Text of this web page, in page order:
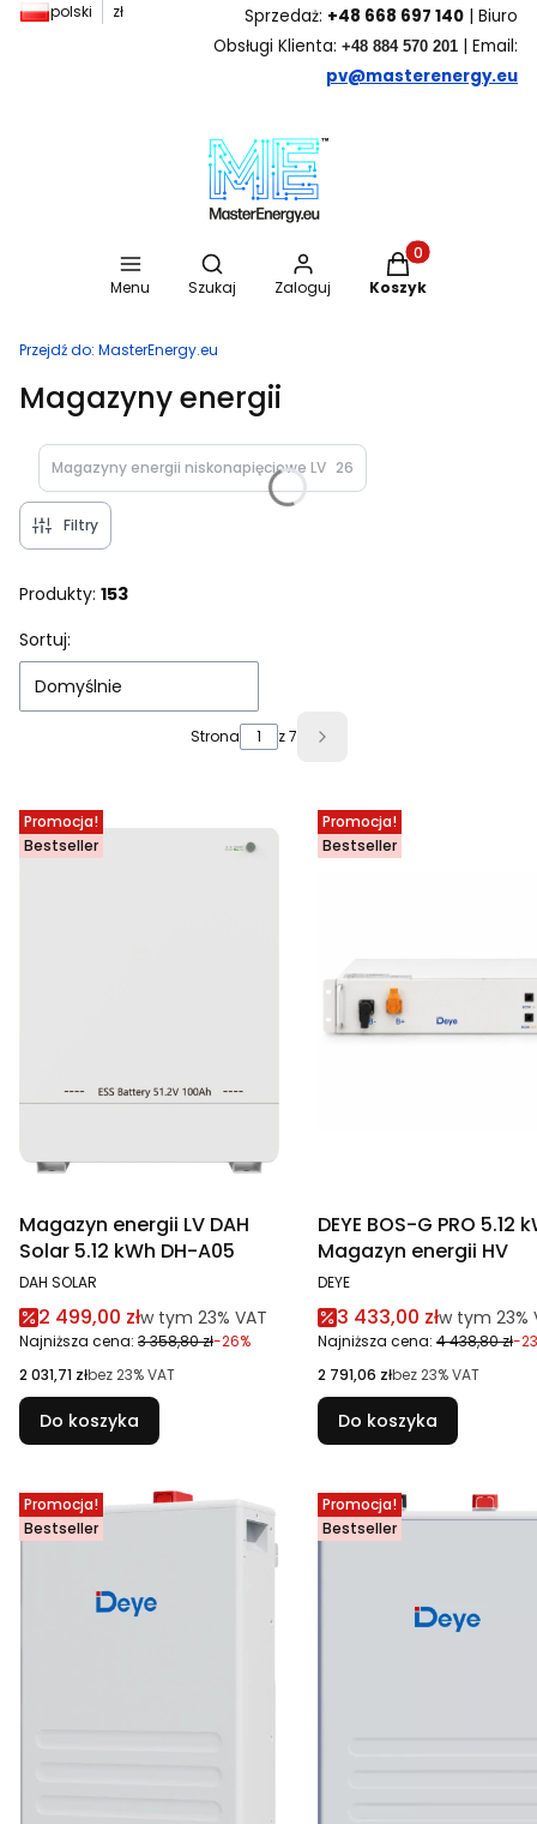
polski zł Sprzedaż: +48 668 697 140 | Biuro
Obsługi Klienta: +48 884 570 201 | Email:
pv@masterenergy.eu
Menu
Otwórz wyszukiwarkę
Szukaj Zaloguj
Produkty w
Koszyk
Przejdź do: MasterEnergy.eu
Magazyny energii
Magazyny energii niskonapięciowe LV 26
Filtry
Produkty: 153
Lista produktów
Sortuj:
Domyślnie
Strona z 7 Następne produkty
Promocja!
Bestseller
Magazyn energii LV DAH
Solar 5.12 kWh DH-A05
PRODUCENT
DAH SOLAR
Cena promocyjna brutto
2 499,00 złw tym %s VAT
w tym 23% VAT
Najniższa cena: 3 358,80 zł-26%
Cena netto
2 031,71 złbez 23% VAT
Do koszyka
Promocja!
Bestseller
DEYE BOS-G PRO 5.12
Magazyn energii HV
PRODUCENT
DEYE
Cena promocyjna
3 433,00 złw tym %s
w tym 23%
Najniższa cena: 4 438,80 zł-
Cena netto
2 791,06 złbez 23% VAT
Do koszyka
Promocja!
Bestseller
Promocja!
Bestseller